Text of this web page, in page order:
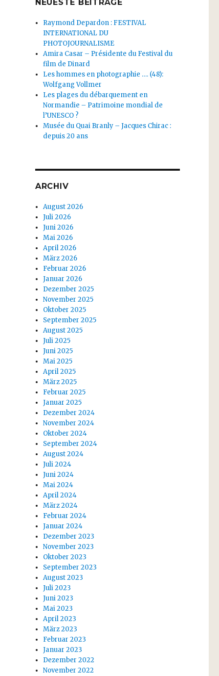
NEUESTE BEITRÄGE
Raymond Depardon : FESTIVAL
INTERNATIONAL DU
PHOTOJOURNALISME
Amira Casar – Présidente du Festival du
film de Dinard
Les hommes en photographie …. (48):
Wolfgang Vollmer
Les plages du débarquement en
Normandie – Patrimoine mondial de
l’UNESCO ?
Musée du Quai Branly – Jacques Chirac :
depuis 20 ans
ARCHIV
August 2026
Juli 2026
Juni 2026
Mai 2026
April 2026
März 2026
Februar 2026
Januar 2026
Dezember 2025
November 2025
Oktober 2025
September 2025
August 2025
Juli 2025
Juni 2025
Mai 2025
April 2025
März 2025
Februar 2025
Januar 2025
Dezember 2024
November 2024
Oktober 2024
September 2024
August 2024
Juli 2024
Juni 2024
Mai 2024
April 2024
März 2024
Februar 2024
Januar 2024
Dezember 2023
November 2023
Oktober 2023
September 2023
August 2023
Juli 2023
Juni 2023
Mai 2023
April 2023
März 2023
Februar 2023
Januar 2023
Dezember 2022
November 2022